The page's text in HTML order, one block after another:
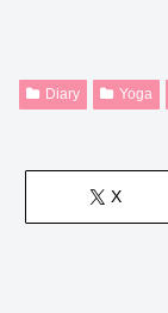
Diary Yoga
X